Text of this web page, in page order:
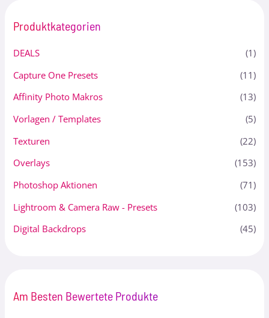
Produktkategorien
DEALS
(1)
Capture One Presets
(11)
Affinity Photo Makros
(13)
Vorlagen / Templates
(5)
Texturen
(22)
Overlays
(153)
Photoshop Aktionen
(71)
Lightroom & Camera Raw - Presets
(103)
Digital Backdrops
(45)
Am Besten Bewertete Produkte